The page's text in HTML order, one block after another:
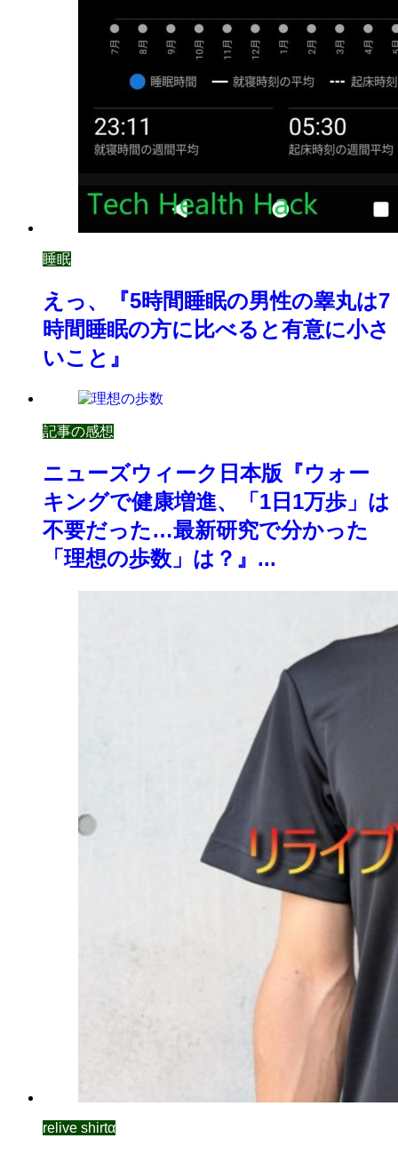
睡眠
えっ、『5時間睡眠の男性の睾丸は7
時間睡眠の方に比べると有意に小さ
いこと』
記事の感想
ニューズウィーク日本版『ウォー
キングで健康増進、「1日1万歩」は
不要だった…最新研究で分かった
「理想の歩数」は？』...
relive shirtα